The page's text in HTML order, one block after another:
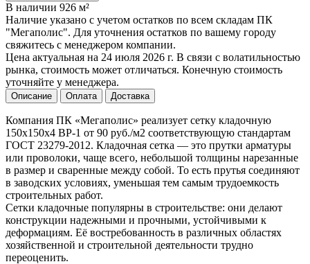
В наличии 926 м²
Наличие указано с учетом остатков по всем складам ПК
"Мегаполис". Для уточнения остатков по вашему городу
свяжитесь с менеджером компании.
Цена актуальная на 24 июля 2026 г. В связи с волатильностью
рынка, стоимость может отличаться. Конечную стоимость
уточняйте у менеджера.
Описание Оплата Доставка
Компания ПК «Мегаполис» реализует сетку кладочную
150х150х4 ВР-1 от 90 руб./м2 соответствующую стандартам
ГОСТ 23279-2012. Кладочная сетка — это прутки арматуры
или проволоки, чаще всего, небольшой толщины нарезанные
в размер и сваренные между собой. То есть прутья соединяют
в заводских условиях, уменьшая тем самым трудоемкость
строительных работ.
Сетки кладочные популярны в строительстве: они делают
конструкции надежными и прочными, устойчивыми к
деформациям. Её востребованность в различных областях
хозяйственной и строительной деятельности трудно
переоценить.